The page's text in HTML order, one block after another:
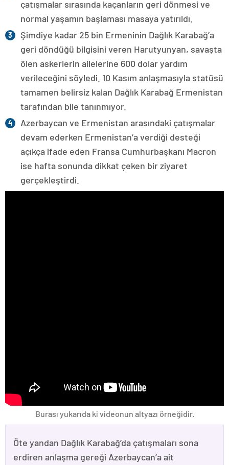
çatışmalar sırasında kaçanların geri dönmesi ve
normal yaşamın başlaması masaya yatırıldı.
Şimdiye kadar 25 bin Ermeninin Dağlık Karabağ’a
geri döndüğü bilgisini veren Harutyunyan, savaşta
ölen askerlerin ailelerine 600 dolar yardım
verileceğini söyledi. 10 Kasım anlaşmasıyla statüsü
tamamen belirsiz kalan Dağlık Karabağ Ermenistan
tarafından bile tanınmıyor.
Azerbaycan ve Ermenistan arasındaki çatışmalar
devam ederken Ermenistan’a verdiği desteği
açıkça ifade eden Fransa Cumhurbaşkanı Macron
ise hafta sonunda dikkat çeken bir ziyaret
gerçekleştirdi.
Burası yukarıda ki videonun altyazı örneğidir.
Öte yandan Dağlık Karabağ’da çatışmaları sona
erdiren anlaşma gereği Azerbaycan’a ait